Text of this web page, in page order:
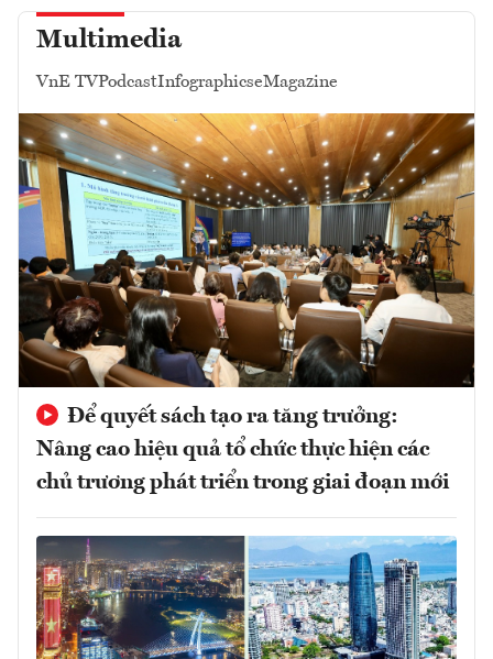
Multimedia
VnE TVPodcastInfographicseMagazine
Để quyết sách tạo ra tăng trưởng:
Nâng cao hiệu quả tổ chức thực hiện các
chủ trương phát triển trong giai đoạn mới